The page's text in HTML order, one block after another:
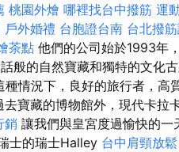
桃園外燴 哪裡找台中撥筋 運
戶外婚禮 台胞證台南 台北撥
茶點 他們的公司始於1993年
般的自然寶藏和獨特的文化古
種情況下，良好的旅行者，
寶藏的博物館外，現代卡拉
銷 讓我們與皇宮度過愉快的一
士的瑞士Halley 台中肩頸放鬆